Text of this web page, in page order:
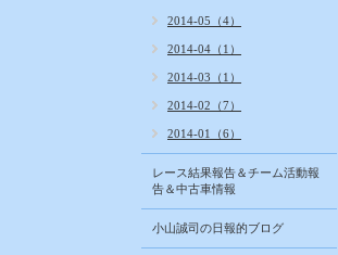
2014-05（4）
2014-04（1）
2014-03（1）
2014-02（7）
2014-01（6）
レース結果報告＆チーム活動報
告＆中古車情報
小山誠司の日報的ブログ